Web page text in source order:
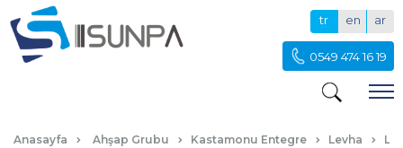
tr en ar
0549 474 16 19
D174-ULTRA-BEYAZ-(PİGMENTLİ)
Anasayfa Ahşap Grubu Kastamonu Entegre Levha